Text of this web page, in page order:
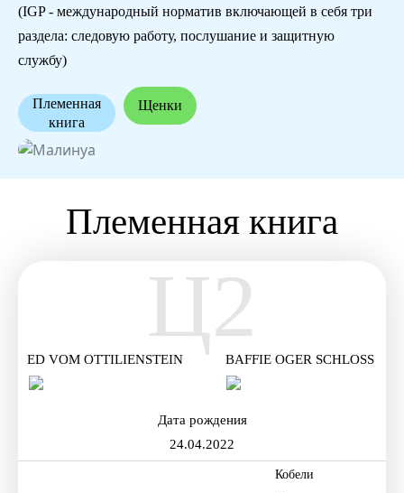
(IGP - международный норматив включающей в себя три
раздела: следовую работу, послушание и защитную
службу)
Племенная
книга
Щенки
Племенная книга
Ц2
ED VOM OTTILIENSTEIN BAFFIE OGER SCHLOSS
Дата рождения
24.04.2022
Кобели